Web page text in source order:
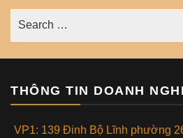
THÔNG TIN DOANH
VP1: 139 Đinh Bộ Lĩnh phường